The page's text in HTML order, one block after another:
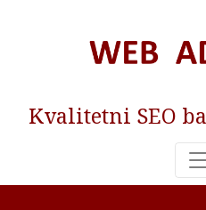
Kvalitetni SEO